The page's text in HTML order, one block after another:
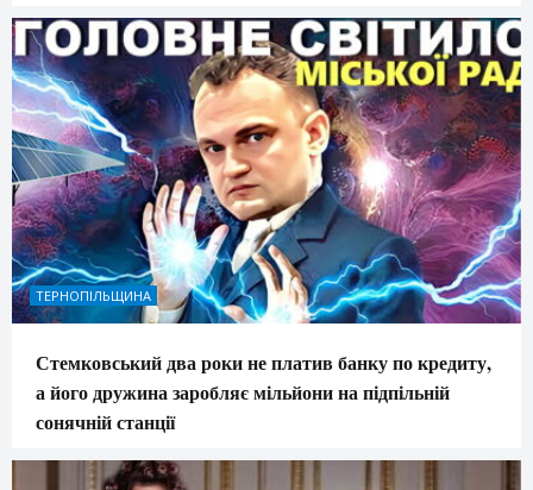
ТЕРНОПІЛЬЩИНА
Стемковський два роки не платив банку по кредиту,
а його дружина заробляє мільйони на підпільній
сонячній станції